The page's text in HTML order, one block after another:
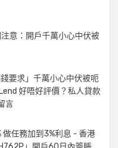
意：開戶千萬小心中伏被
要求」千萬小心中伏被呃
好唔好評價？私人貸款
言
做任務加到3%利息 - 香港